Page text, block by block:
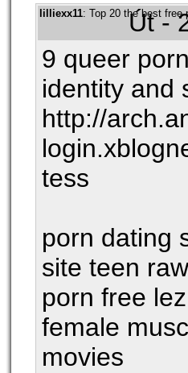
lilliexx11: Top 20 the best free
Út -
9 queer
identity and
http://
tess
porn dating
site teen
porn free
female
movies